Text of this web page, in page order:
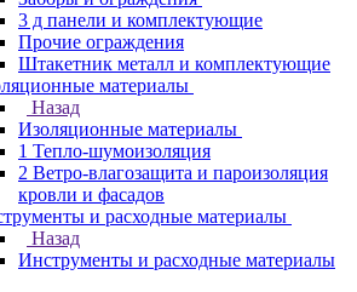
3 д панели и комплектующие
Прочие ограждения
Штакетник металл и комплектующие
материалы
Назад
Изоляционные материалы
1 Тепло-шумоизоляция
2 Ветро-влагозащита и пароизоляция
кровли и фасадов
и расходные материалы
Назад
Инструменты и расходные материалы